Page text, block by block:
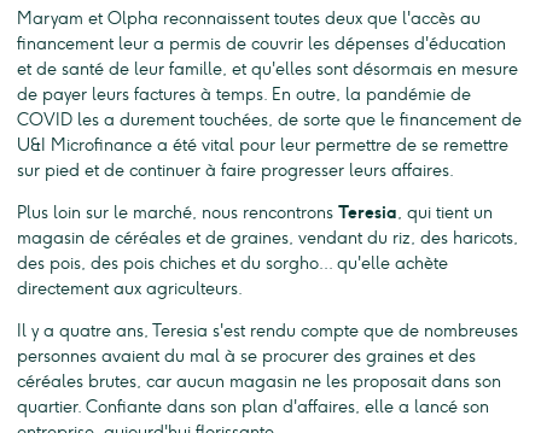
Maryam et Olpha reconnaissent toutes deux que l'accès au
financement leur a permis de couvrir les dépenses d'éducation
et de santé de leur famille, et qu'elles sont désormais en mesure
de payer leurs factures à temps. En outre, la pandémie de
COVID les a durement touchées, de sorte que le financement de
U&I Microfinance a été vital pour leur permettre de se remettre
sur pied et de continuer à faire progresser leurs affaires.
Plus loin sur le marché, nous rencontrons Teresia, qui tient un
magasin de céréales et de graines, vendant du riz, des haricots,
des pois, des pois chiches et du sorgho... qu'elle achète
directement aux agriculteurs.
Il y a quatre ans, Teresia s'est rendu compte que de nombreuses
personnes avaient du mal à se procurer des graines et des
céréales brutes, car aucun magasin ne les proposait dans son
quartier. Confiante dans son plan d'affaires, elle a lancé son